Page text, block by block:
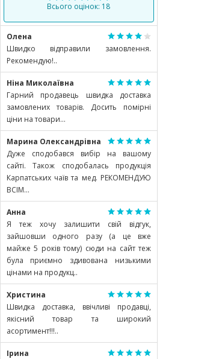
Всього оцінок: 18
Олена
Швидко відправили замовлення.
Рекомендую!..
Ніна Миколаївна
Гарний продавець швидка доставка
замовлених товарів. Досить помірні
ціни на товари...
Марина Олександрівна
Дуже сподобався вибір на вашому
сайті. Також сподобалась продукція
Карпатських чаїв та мед. РЕКОМЕНДУЮ
ВСІМ...
Анна
Я теж хочу залишити свій відгук,
зайшовши одного разу (а це вже
майже 5 років тому) сюди на сайт теж
була приємно здивована низькими
цінами на продукц..
Христина
Швидка доставка, ввічливі продавці,
якісний товар та широкий
асортимент!!!..
Ірина